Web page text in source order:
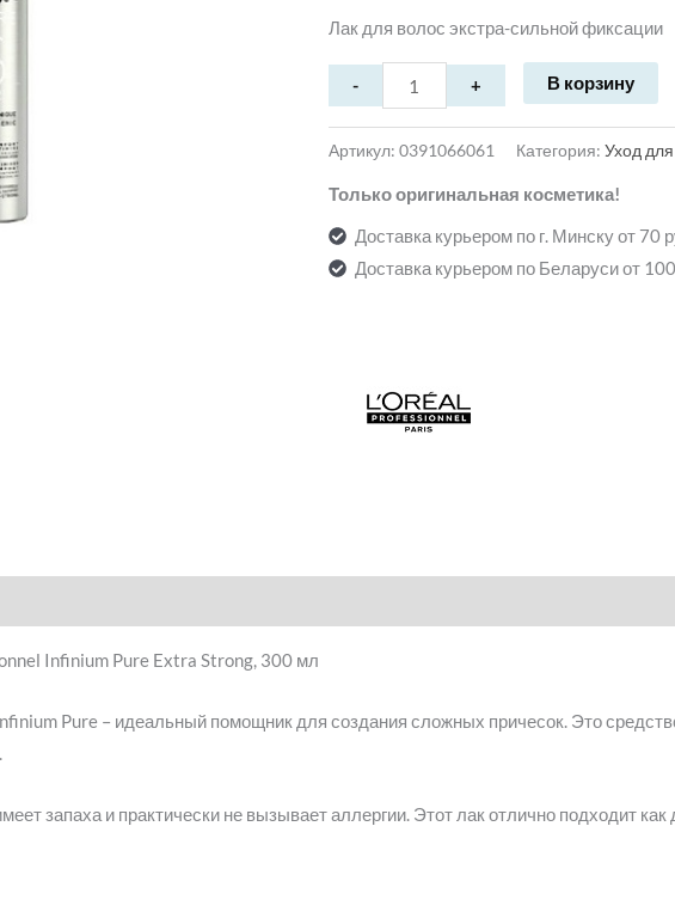
Лак для волос экстра-сильной фиксации
В корзину
Артикул: 0391066061 Категория: Уход
Только оригинальная косметика!
Доставка курьером по г. Минску от 70
Доставка курьером по Беларуси от
Infinium Pure Extra Strong, 300 мл
Pure – идеальный помощник для создания сложных причесок. Это
запаха и практически не вызывает аллергии. Этот лак отлично подходит